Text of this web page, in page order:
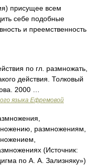
присущее всем
себе подобные
и преемственность
по гл. размножать,
действия. Толковый
2000 …
языка Ефремовой
размножениям,
(Источник:
по А. А. Зализняку»)